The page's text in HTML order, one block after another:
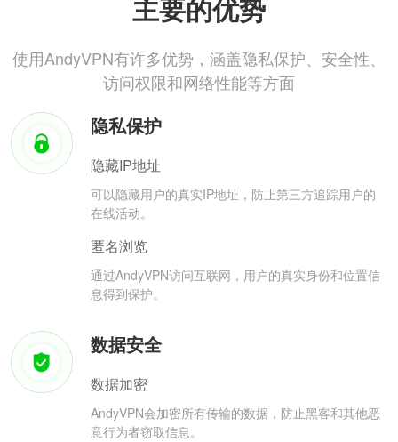
主要的优势
使用AndyVPN有许多优势，涵盖隐私保护、安全性、
访问权限和网络性能等方面
隐私保护
隐藏IP地址
可以隐藏用户的真实IP地址，防止第三方追踪用户的
在线活动。
匿名浏览
通过AndyVPN访问互联网，用户的真实身份和位置信
息得到保护。
数据安全
数据加密
AndyVPN会加密所有传输的数据，防止黑客和其他恶
意行为者窃取信息。